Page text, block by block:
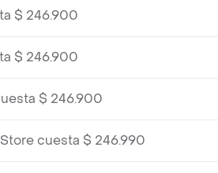
$ 246.900
$ 246.900
$ 246.900
cuesta $ 246.990